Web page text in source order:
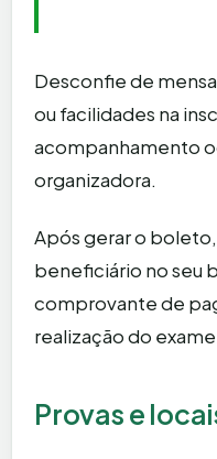
Desconfie de
ou facilidades na
acompanhamento
organizadora.
Após gerar o
beneficiário no seu
comprovante de
realização do
Provas e